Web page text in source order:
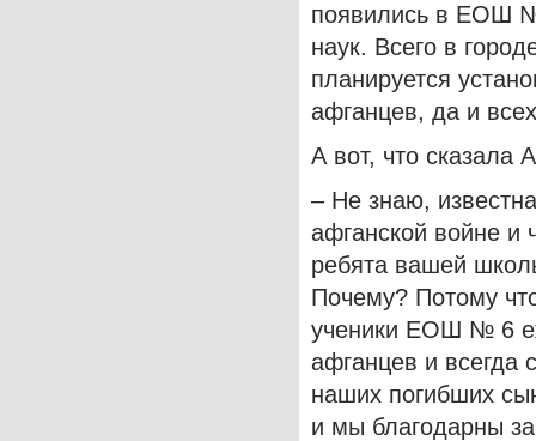
появились в ЕОШ
наук. Всего в
планируется
афганцев, да и
А вот, что сказала
– Не знаю,
афганской войне и
ребята вашей
Почему? Потому
ученики ЕОШ № 6
афганцев и всегда
наших погибших
и мы благодарны